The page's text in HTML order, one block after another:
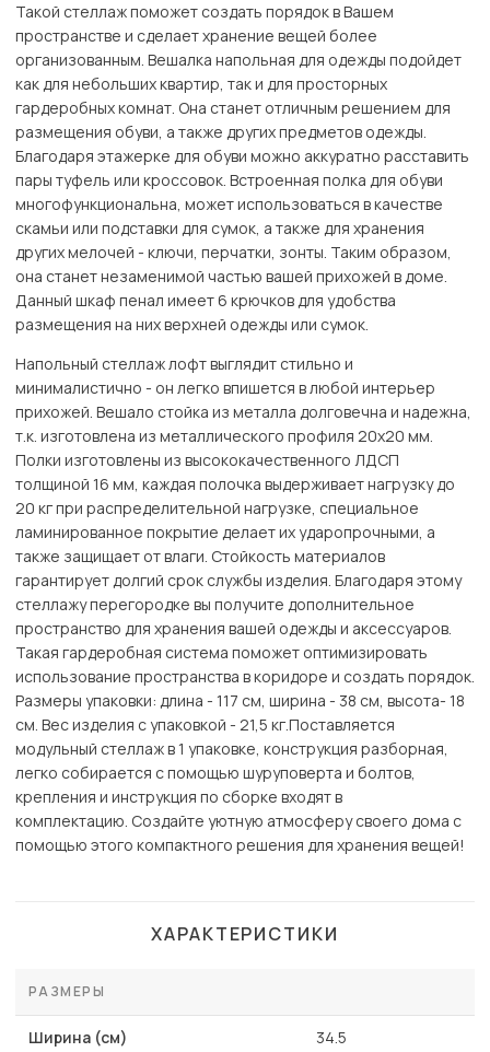
Такой стеллаж поможет создать порядок в Вашем
пространстве и сделает хранение вещей более
организованным. Вешалка напольная для одежды подойдет
как для небольших квартир, так и для просторных
гардеробных комнат. Она станет отличным решением для
размещения обуви, а также других предметов одежды.
Благодаря этажерке для обуви можно аккуратно расставить
пары туфель или кроссовок. Встроенная полка для обуви
многофункциональна, может использоваться в качестве
скамьи или подставки для сумок, а также для хранения
других мелочей - ключи, перчатки, зонты. Таким образом,
она станет незаменимой частью вашей прихожей в доме.
Данный шкаф пенал имеет 6 крючков для удобства
размещения на них верхней одежды или сумок.
Напольный стеллаж лофт выглядит стильно и
минималистично - он легко впишется в любой интерьер
прихожей. Вешало стойка из металла долговечна и надежна,
т.к. изготовлена из металлического профиля 20х20 мм.
Полки изготовлены из высококачественного ЛДСП
толщиной 16 мм, каждая полочка выдерживает нагрузку до
20 кг при распределительной нагрузке, специальное
ламинированное покрытие делает их ударопрочными, а
также защищает от влаги. Стойкость материалов
гарантирует долгий срок службы изделия. Благодаря этому
стеллажу перегородке вы получите дополнительное
пространство для хранения вашей одежды и аксессуаров.
Такая гардеробная система поможет оптимизировать
использование пространства в коридоре и создать порядок.
Размеры упаковки: длина - 117 см, ширина - 38 см, высота- 18
см. Вес изделия с упаковкой - 21,5 кг.Поставляется
модульный стеллаж в 1 упаковке, конструкция разборная,
легко собирается с помощью шуруповерта и болтов,
крепления и инструкция по сборке входят в
комплектацию. Создайте уютную атмосферу своего дома с
помощью этого компактного решения для хранения вещей!
ХАРАКТЕРИСТИКИ
РАЗМЕРЫ
Ширина (см) 34.5